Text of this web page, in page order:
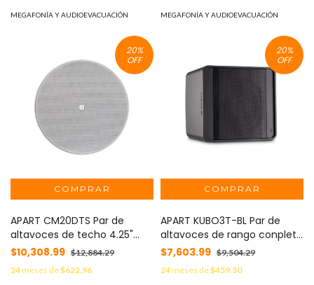
MEGAFONÍA Y AUDIOEVACUACIÓN MEGAFONÍA Y AUDIOEVACUACIÓN
20%
OFF
APART CM20DTS Par de
altavoces de techo 4.25"
con borde delgado
operación en linea de 70/100
volt
$10,308.99 $12,884.29
24meses de$622.96
20%
OFF
APART KUBO3T-BL Par de
altavoces de rango conpleto
unidad de 3" para linea de
70/100 volts , negro
$7,603.99 $9,504.29
24meses de$459.50